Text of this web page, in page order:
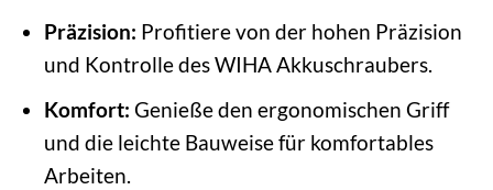
Präzision: Profitiere von der hohen Präzision
und Kontrolle des WIHA Akkuschraubers.
Komfort: Genieße den ergonomischen Griff
und die leichte Bauweise für komfortables
Arbeiten.